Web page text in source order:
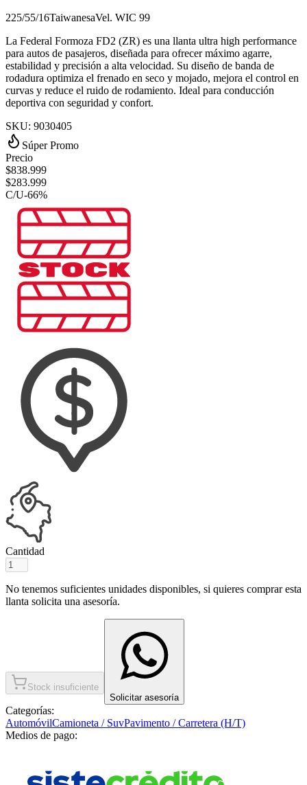
225/55/16TaiwanesaVel. WIC 99
La Federal Formoza FD2 (ZR) es una llanta ultra high performance
para autos de pasajeros, diseñada para ofrecer máximo agarre,
estabilidad y precisión a alta velocidad. Su diseño de banda de
rodadura optimiza el frenado en seco y mojado, mejora el control en
curvas y reduce el ruido de rodamiento. Ideal para conducción
deportiva con seguridad y confort.
SKU: 9030405
Súper Promo
Precio
$838.999
$283.999
C/U-66%
Cantidad
No tenemos suficientes unidades disponibles, si quieres comprar esta
llanta solicita una asesoría.
Stock insuficiente
Solicitar asesoría
Categorías:
AutomóvilCamioneta / SuvPavimento / Carretera (H/T)
Medios de pago: